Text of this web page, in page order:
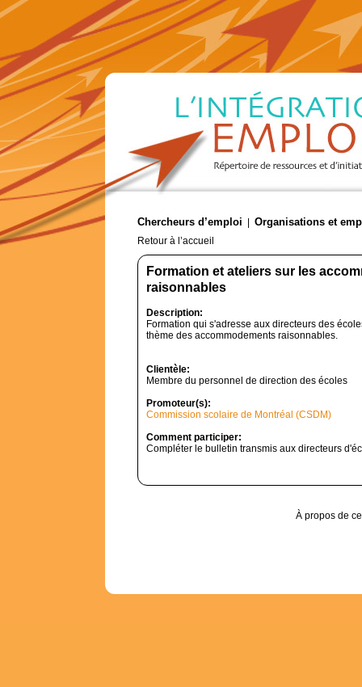
Chercheurs d’emploi Organisations et
Retour à l’accueil
Formation et ateliers sur les
raisonnables
Description:
Formation qui s'adresse aux directeurs des
thème des accommodements raisonnables.
Clientèle:
Membre du personnel de direction des écoles
Promoteur(s):
Commission scolaire de Montréal (CSDM)
Comment participer:
Compléter le bulletin transmis aux directeurs
À propos de